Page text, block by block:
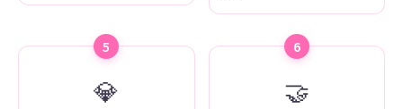
5
💎
6
🤝